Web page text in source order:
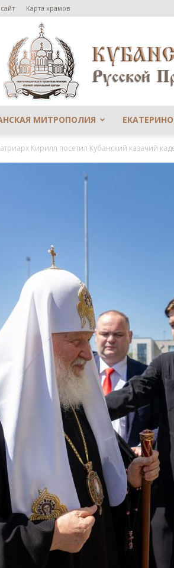
Карта храмов
МИТРОПОЛИЯ
Кирилл посетил Кубанский казачий